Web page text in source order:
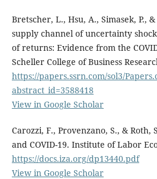
Bretscher, L., Hsu, A., Simasek, P.,
supply channel of uncertainty
of returns: Evidence from the
Scheller College of Business
https://papers.ssrn.com/sol3/
abstract_id=3588418
View in Google Scholar
Carozzi, F., Provenzano, S., & Roth,
and COVID-19. Institute of Labor
https://docs.iza.org/dp13440.pdf
View in Google Scholar